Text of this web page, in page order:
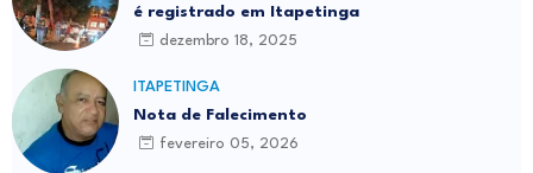
é registrado em Itapetinga
dezembro 18, 2025
ITAPETINGA
Nota de Falecimento
fevereiro 05, 2026